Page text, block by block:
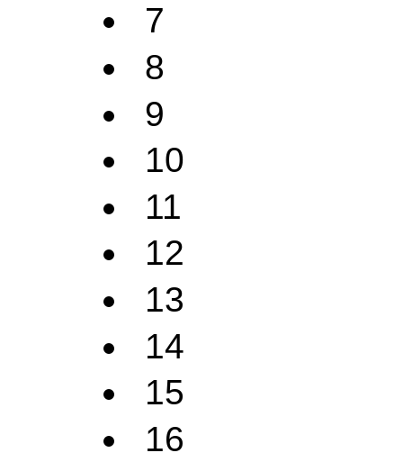
7
8
9
10
11
12
13
14
15
16